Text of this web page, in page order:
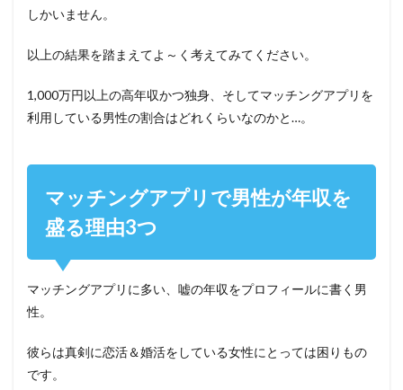
しかいません。
以上の結果を踏まえてよ～く考えてみてください。
1,000万円以上の高年収かつ独身、そしてマッチングアプリを
利用している男性の割合はどれくらいなのかと…。
マッチングアプリで男性が年収を
盛る理由3つ
マッチングアプリに多い、嘘の年収をプロフィールに書く男
性。
彼らは真剣に恋活＆婚活をしている女性にとっては困りもの
です。